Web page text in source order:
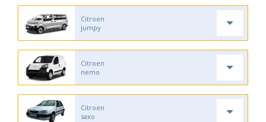
Citroen
jumpy
Citroen
nemo
Citroen
saxo